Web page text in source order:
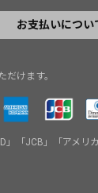
お支払いについ
だけます。
」「JCB」「アメ